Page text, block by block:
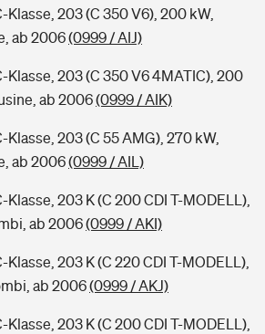
203 (C 350 V6), 200 kW,
ab 2006(0999 / AIJ)
Klasse, 203 (C 350 V6 4MATIC), 200
ab 2006(0999 / AIK)
203 (C 55 AMG), 270 kW,
ab 2006(0999 / AIL)
203 K (C 200 CDI T-MODELL),
ab 2006(0999 / AKI)
203 K (C 220 CDI T-MODELL),
ab 2006(0999 / AKJ)
203 K (C 200 CDI T-MODELL),